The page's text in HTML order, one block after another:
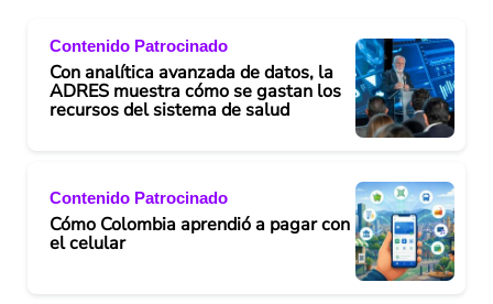
Contenido Patrocinado
Con analítica avanzada de datos, la
ADRES muestra cómo se gastan los
recursos del sistema de salud
Contenido Patrocinado
Cómo Colombia aprendió a pagar con
el celular